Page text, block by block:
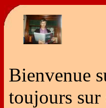
Bienvenue
toujours sur